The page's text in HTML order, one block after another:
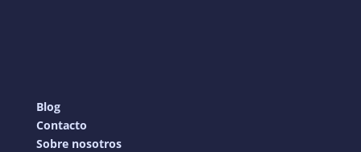
Blog
Contacto
Sobre nosotros